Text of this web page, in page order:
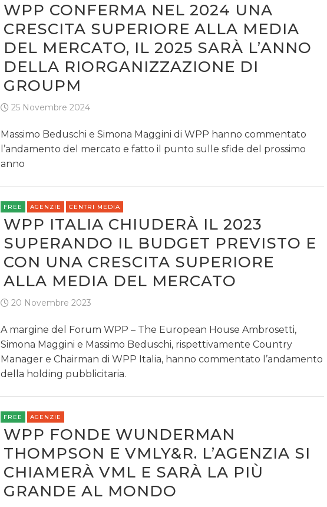
WPP CONFERMA NEL 2024 UNA
CRESCITA SUPERIORE ALLA MEDIA
DEL MERCATO, IL 2025 SARÀ L’ANNO
DELLA RIORGANIZZAZIONE DI
GROUPM
25 Novembre 2024
Massimo Beduschi e Simona Maggini di WPP hanno commentato
l’andamento del mercato e fatto il punto sulle sfide del prossimo
anno
FREE AGENZIE CENTRI MEDIA
WPP ITALIA CHIUDERÀ IL 2023
SUPERANDO IL BUDGET PREVISTO E
CON UNA CRESCITA SUPERIORE
ALLA MEDIA DEL MERCATO
20 Novembre 2023
A margine del Forum WPP – The European House Ambrosetti,
Simona Maggini e Massimo Beduschi, rispettivamente Country
Manager e Chairman di WPP Italia, hanno commentato l’andamento
della holding pubblicitaria.
FREE AGENZIE
WPP FONDE WUNDERMAN
THOMPSON E VMLY&R. L’AGENZIA SI
CHIAMERÀ VML E SARÀ LA PIÙ
GRANDE AL MONDO